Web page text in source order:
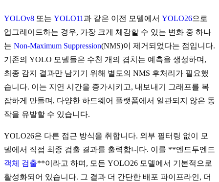
YOLOv8 또는 YOLO11과 같은 이전 모델에서 YOLO26으로
업그레이드하는 경우, 가장 크게 체감할 수 있는 변화 중 하나
는 Non-Maximum Suppression(NMS)이 제거되었다는 점입니다.
기존의 YOLO 모델들은 수천 개의 겹치는 예측을 생성하며,
최종 감지 결과만 남기기 위해 별도의 NMS 후처리가 필요했
습니다. 이는 지연 시간을 증가시키고, 내보내기 그래프를 복
잡하게 만들며, 다양한 하드웨어 플랫폼에서 일관되지 않은 동
작을 유발할 수 있습니다.
YOLO26은 다른 접근 방식을 취합니다. 외부 필터링 없이 모
델에서 직접 최종 검출 결과를 출력합니다. 이를 **엔드투엔드
객체 검출**이라고 하며, 모든 YOLO26 모델에서 기본적으로
활성화되어 있습니다. 그 결과 더 간단한 배포 파이프라인, 더